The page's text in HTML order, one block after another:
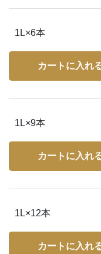
1L×6本
1L×9本
1L×12本